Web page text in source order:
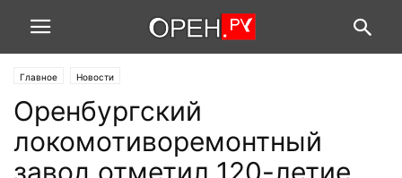
Главное Новости
Оренбургский
локомотиворемонтный